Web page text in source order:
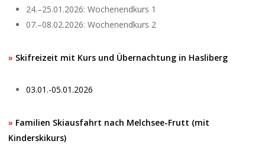
24.–25.01.2026: Wochenendkurs 1
07.–08.02.2026: Wochenendkurs 2
» Skifreizeit mit Kurs und Übernachtung in Hasliberg
03.01.-05.01.2026
» Familien Skiausfahrt nach Melchsee-Frutt (mit
Kinderskikurs)